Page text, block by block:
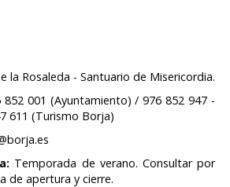
la Rosaleda - Santuario de Misericordia.
852 001 (Ayuntamiento) / 976 852 947 -
611 (Turismo Borja)
Temporada de verano. Consultar por
de apertura y cierre.